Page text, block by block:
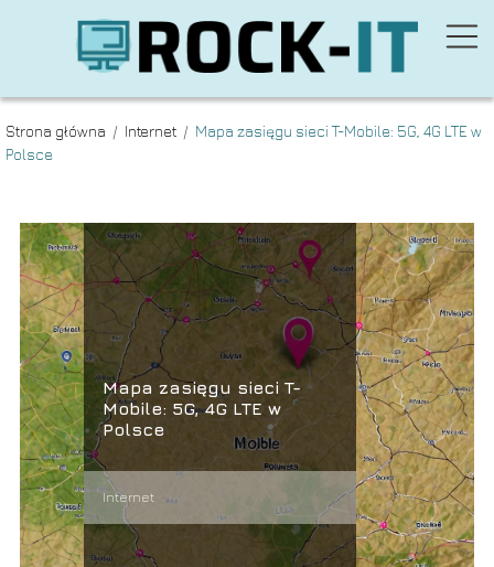
Strona główna / Internet / Mapa zasięgu sieci T-Mobile: 5G, 4G LTE w
Polsce
Mapa zasięgu sieci T-
Mobile: 5G, 4G LTE w
Polsce
Internet